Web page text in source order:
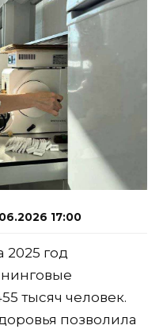
17:00
2025 год
тысяч человек.
позволила